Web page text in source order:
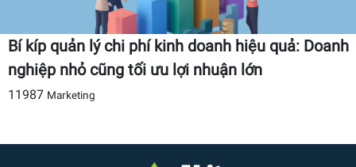
Bí kíp quản lý chi phí kinh doanh hiệu quả: Doanh
nghiệp nhỏ cũng tối ưu lợi nhuận lớn
11987 Marketing